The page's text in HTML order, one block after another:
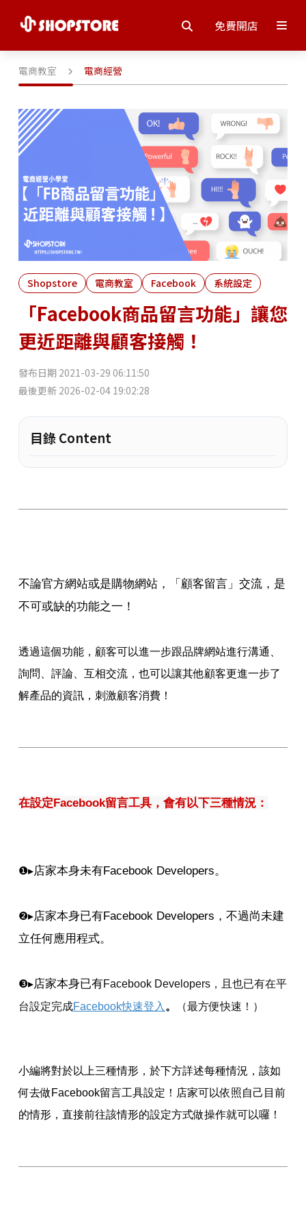
免費開店
電商教室 電商經營
Shopstore 電商教室 Facebook 系統設定
「Facebook商品留言功能」讓您
更近距離與顧客接觸！
發布日期 2021-03-29 06:11:50
最後更新 2026-02-04 19:02:28
目錄 Content
不論官方網站或是購物網站，「顧客留言」交流，是
不可或缺的功能之一！
透過這個功能，顧客可以進一步跟品牌網站進行溝通、
詢問、評論、互相交流，也可以讓其他顧客更進一步了
解產品的資訊，刺激顧客消費！
在設定Facebook留言工具，會有以下三種情況：
❶▸店家本身未有Facebook Developers。
❷▸店家本身已有Facebook Developers ，不過尚未建
立任何應用程式。
❸▸店家本身已有Facebook Developers，且也已有在平
台設定完成Facebook快速登入。 （最方便快速！）
小編將對於以上三種情形，於下方詳述每種情況，該如
何去做Facebook留言工具設定！店家可以依照自己目前
的情形，直接前往該情形的設定方式做操作就可以囉！